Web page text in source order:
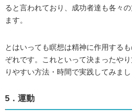
ると言われており、成功者達も各々
ます。
とはいっても瞑想は精神に作用する
ぞれです。これといって決まったや
りやすい方法・時間で実践してみまし
5．運動